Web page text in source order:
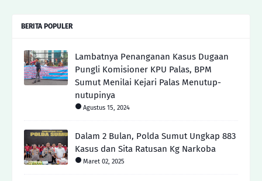
BERITA POPULER
Lambatnya Penanganan Kasus Dugaan
Pungli Komisioner KPU Palas, BPM
Sumut Menilai Kejari Palas Menutup-
nutupinya
Agustus 15, 2024
Dalam 2 Bulan, Polda Sumut Ungkap 883
Kasus dan Sita Ratusan Kg Narkoba
Maret 02, 2025